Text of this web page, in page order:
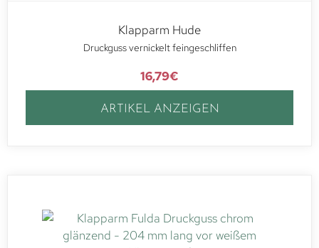
Klapparm Hude
Druckguss vernickelt feingeschliffen
16,79€
ARTIKEL ANZEIGEN